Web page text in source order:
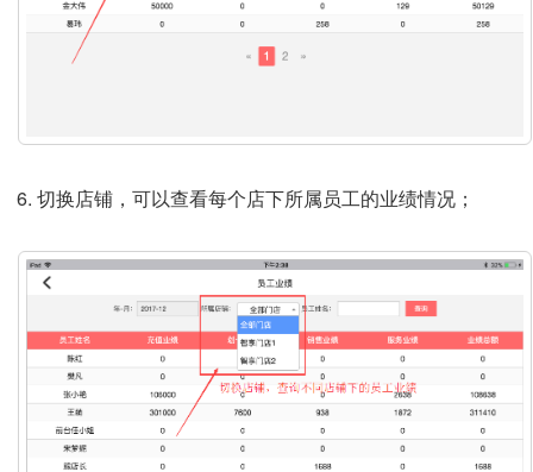
切换店铺，可以查看每个店下所属员工的业绩情况；